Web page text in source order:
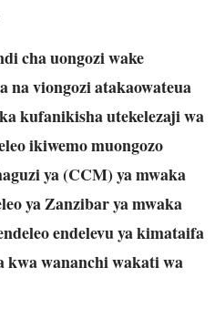
cha uongozi wake
viongozi atakaowateua
kufanikisha utekelezaji wa
ikiwemo muongozo
ya (CCM) ya mwaka
ya Zanzibar ya mwaka
endelevu ya kimataifa
kwa wananchi wakati wa